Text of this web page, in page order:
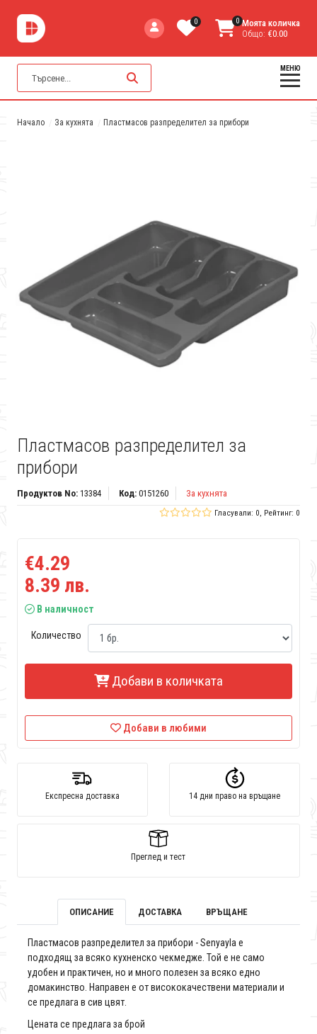
0 0 Моята количка
Общо: €0.00
МЕНЮ
Начало За кухнята Пластмасов разпределител за прибори
Пластмасов разпределител за
прибори
Продуктов No:13384 Код:0151260 За кухнята
Гласували: 0, Рейтинг: 0
€4.29
8.39 лв.
В наличност
Количество
Добави в количката
Добави в любими
Експресна доставка 14 дни право на връщане
Преглед и тест
ОПИСАНИЕ ДОСТАВКА ВРЪЩАНЕ
Пластмасов разпределител за прибори - Senyayla е
подходящ за всяко кухненско чекмедже. Той е не само
удобен и практичен, но и много полезен за всяко едно
домакинство. Направен е от висококачествени материали и
се предлага в сив цвят.
Цената се предлага за брой